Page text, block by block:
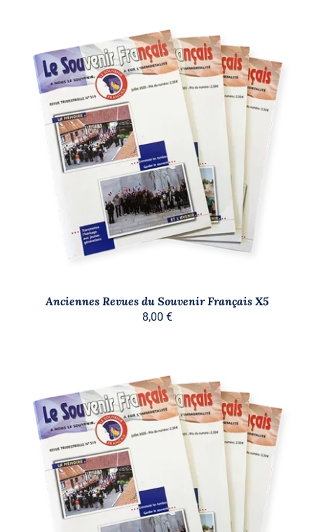
AJOUTER AU PANIER
DÉTAILS
Anciennes Revues du Souvenir Français X5
8,00 €
AJOUTER AU PANIER
DÉTAILS